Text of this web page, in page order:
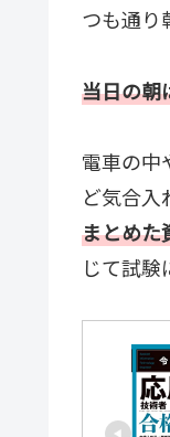
つも通り
当日の朝
電車の中
ど気合入
まとめた
じて試験